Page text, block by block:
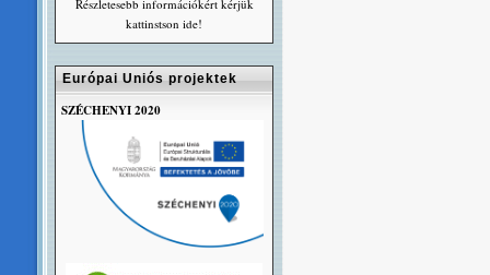
Részletesebb információkért kérjük
kattinstson ide!
Európai Uniós projektek
SZÉCHENYI 2020